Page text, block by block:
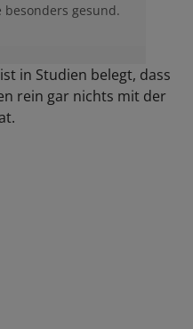
gesund.
in Studien belegt, dass
rein gar nichts mit der